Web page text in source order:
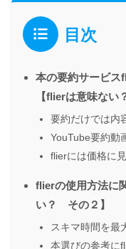
目次
本の要約サービス
【flierは意味ない
要約だけでは内
YouTube要約動
flierには価格に
flierの使用方法に
い？ その２】
スキマ時間を最
本選びの参考に